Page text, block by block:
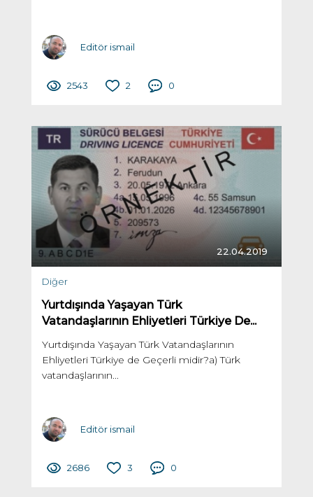
Editör ismail
2543 2 0
22.04.2019
Diğer
Yurtdışında Yaşayan Türk
Vatandaşlarının Ehliyetleri Türkiye De...
Yurtdışında Yaşayan Türk Vatandaşlarının
Ehliyetleri Türkiye de Geçerli midir?a) Türk
vatandaşlarının...
Editör ismail
2686 3 0